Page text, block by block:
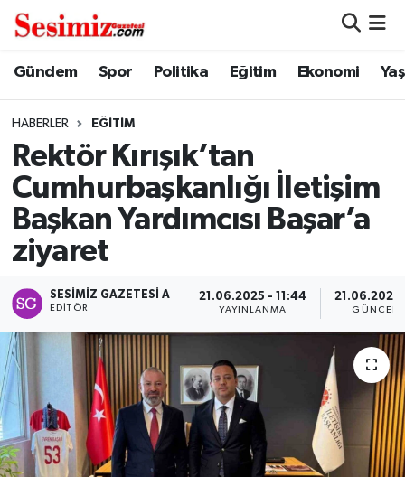
Gündem Spor Politika Eğitim Ekonomi
HABERLER EĞITIM
Rektör Kırışık’tan
Cumhurbaşkanlığı İletişim
Başkan Yardımcısı Başar’a
ziyaret
SESIMIZ GAZETESI A
EDITÖR
21.06.2025 - 11:44
YAYINLANMA
21.06.2025
Dünya
Ekonomi
Genel
Gündem
Magazin
Politika
Sağlık
Spor
Nöbetçi Eczaneler
Hava Durumu
Namaz Vakitleri
Trafik Durumu
Süper Lig Puan Durumu ve Fikstür
Tüm Manşetler
Son Dakika Haberleri
Haber Arşivi